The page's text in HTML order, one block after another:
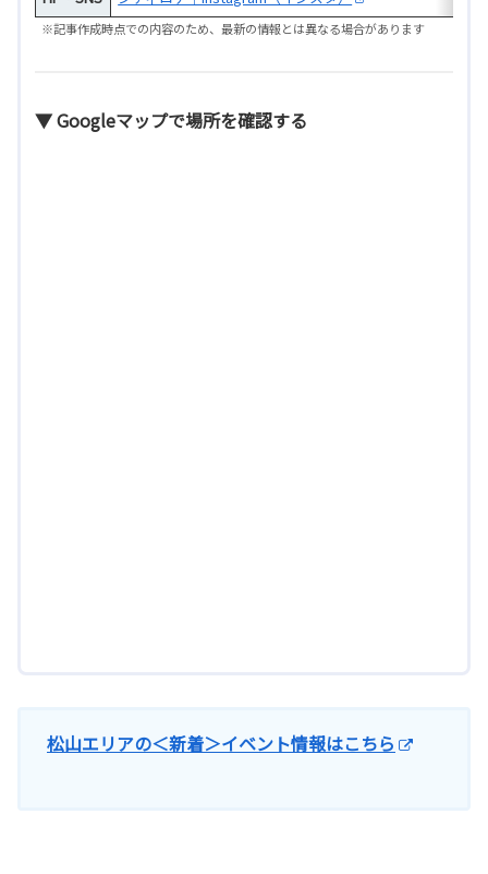
※記事作成時点での内容のため、最新の情報とは異なる場合があります
▼ Googleマップで場所を確認する
松山エリアの＜新着＞イベント情報はこちら